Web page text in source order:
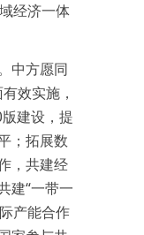
经济一体
中方愿同
效实施，
建设，提
；拓展数
，共建经
建“一带一
产能合作